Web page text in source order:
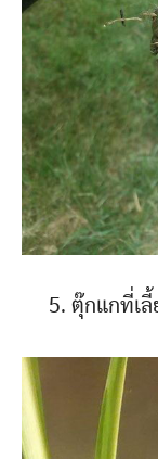
5. ตุ๊กแกที่เลี้